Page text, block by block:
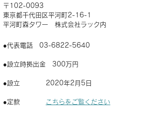
〒102-0093
東京都千代田区平河町2-16-1
平河町森タワー 株式会社ラック内
●​​代表電話 03-6822-5640
●設立時拠出金 300万円
●設立 2020年2月5日​
●定款 こちらをご覧ください